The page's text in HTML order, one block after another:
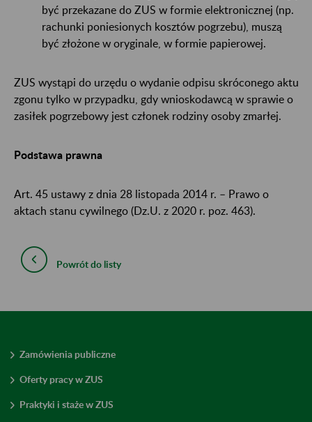
być przekazane do ZUS w formie elektronicznej (np.
rachunki poniesionych kosztów pogrzebu), muszą
być złożone w oryginale, w formie papierowej.
ZUS wystąpi do urzędu o wydanie odpisu skróconego aktu
zgonu tylko w przypadku, gdy wnioskodawcą w sprawie o
zasiłek pogrzebowy jest członek rodziny osoby zmarłej.
Podstawa prawna
Art. 45 ustawy z dnia 28 listopada 2014 r. – Prawo o
aktach stanu cywilnego (Dz.U. z 2020 r. poz. 463).
Powrót do listy
Zamówienia publiczne
Oferty pracy w ZUS
Praktyki i staże w ZUS